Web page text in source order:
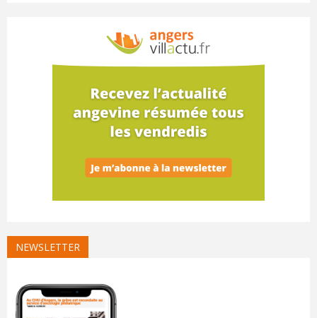
NEWSLETTER